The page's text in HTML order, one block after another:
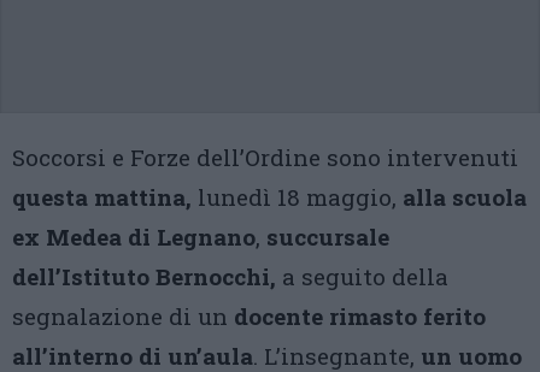
Soccorsi e Forze dell’Ordine sono intervenuti
questa mattina, lunedì 18 maggio, alla scuola
ex Medea di Legnano, succursale
dell’Istituto Bernocchi, a seguito della
segnalazione di un docente rimasto ferito
all’interno di un’aula. L’insegnante, un uomo